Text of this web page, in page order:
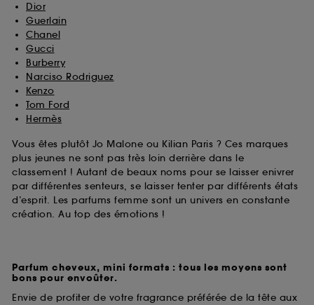
Dior
Guerlain
Chanel
Gucci
Burberry
Narciso Rodriguez
Kenzo
Tom Ford
Hermès
Vous êtes plutôt Jo Malone ou Kilian Paris ? Ces marques
plus jeunes ne sont pas très loin derrière dans le
classement ! Autant de beaux noms pour se laisser enivrer
par différentes senteurs, se laisser tenter par différents états
d’esprit. Les parfums femme sont un univers en constante
création. Au top des émotions !
Parfum cheveux, mini formats : tous les moyens sont
bons pour envoûter.
Envie de profiter de votre fragrance préférée de la tête aux